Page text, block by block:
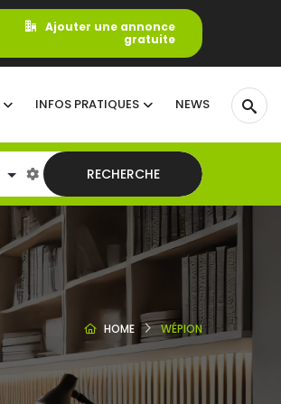
Ajouter une annonce
gratuite
INFOS PRATIQUES NEWS
RECHERCHE
HOME WÉPION